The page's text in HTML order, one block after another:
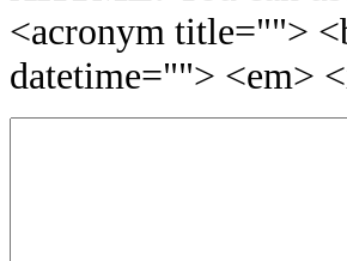
<acronym title="">
datetime=""> <em>